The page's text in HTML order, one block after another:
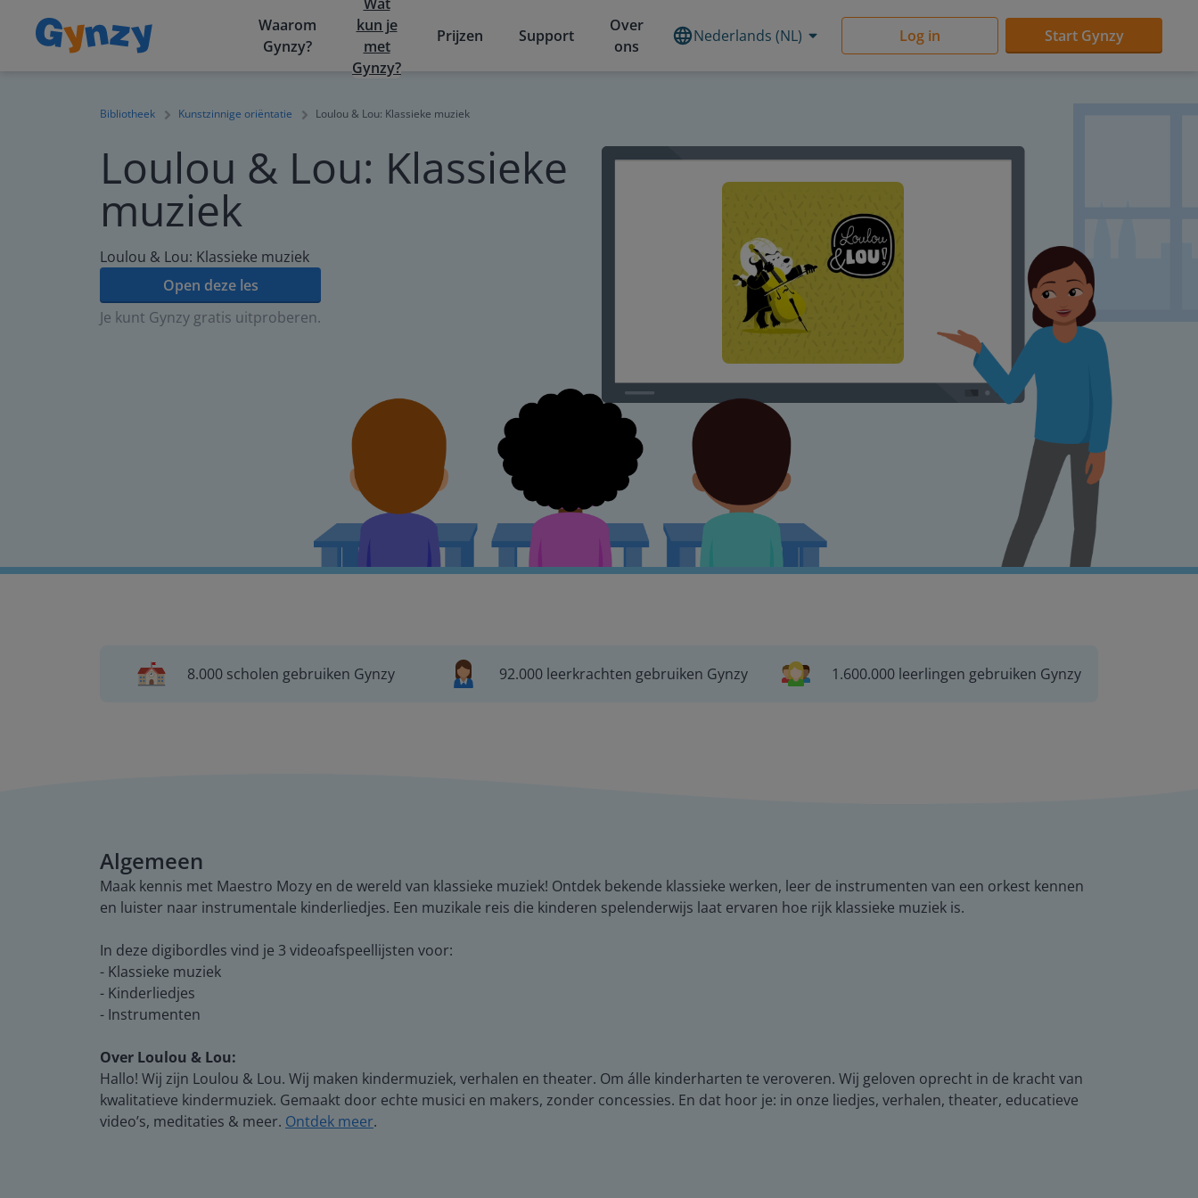
Waarom
Gynzy?
kun je
met
Gynzy?
Prijzen Support
Over
ons
Nederlands (NL) Log in Start Gynzy
Bibliotheek Kunstzinnige oriëntatie Loulou & Lou: Klassieke muziek
Loulou & Lou: Klassieke
muziek
Loulou & Lou: Klassieke muziek
Open deze les
Je kunt Gynzy gratis uitproberen.
8.000 scholen gebruiken Gynzy 92.000 leerkrachten gebruiken Gynzy 1.600.000 leerlingen gebruiken Gynzy
Algemeen
Maak kennis met Maestro Mozy en de wereld van klassieke muziek! Ontdek bekende klassieke werken, leer de instrumenten van een orkest kennen
en luister naar instrumentale kinderliedjes. Een muzikale reis die kinderen spelenderwijs laat ervaren hoe rijk klassieke muziek is.
In deze digibordles vind je 3 videoafspeellijsten voor:
- Klassieke muziek
- Kinderliedjes
- Instrumenten
Over Loulou & Lou:
Hallo! Wij zijn Loulou & Lou. Wij maken kindermuziek, verhalen en theater. Om álle kinderharten te veroveren. Wij geloven oprecht in de kracht van
kwalitatieve kindermuziek. Gemaakt door echte musici en makers, zonder concessies. En dat hoor je: in onze liedjes, verhalen, theater, educatieve
video’s, meditaties & meer. Ontdek meer.